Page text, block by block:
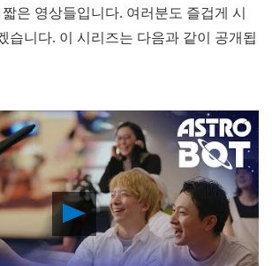
은 영상들입니다. 여러분도 즐겁게 시
습니다. 이 시리즈는 다음과 같이 공개됩
Play
Video